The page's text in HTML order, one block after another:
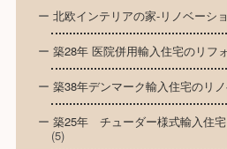
北欧インテリアの家-リノベーシ
築28年 医院併用輸入住宅のリフ
築38年デンマーク輸入住宅のリ
築25年 チューダー様式輸入住
(5)